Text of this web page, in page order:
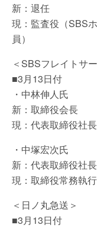
新：退任
現：監査役（SBS
員）
＜SBSフレイトサ
■3月13日付
・中林伸人氏
新：取締役会長
現：代表取締役社
・中塚宏次氏
新：代表取締役社
現：取締役常務執
＜日ノ丸急送＞
■3月13日付